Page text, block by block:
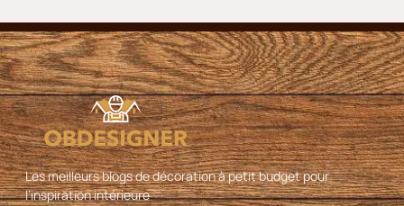
Les meilleurs blogs de décoration à petit budget pour
l’inspiration intérieure